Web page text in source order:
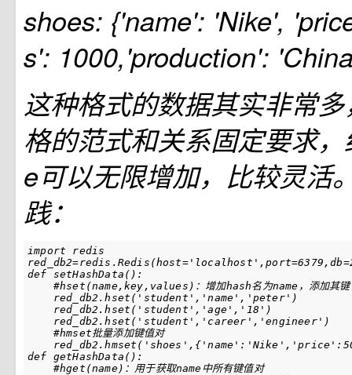
shoes: {'name': 'Nike',
s': 1000,'production':
这种格式的数据其实非常
格的范式和关系固定要求
e可以无限增加，比较灵活
践：
import redis
def setHashData():
#hset(name,key,values)：增加hash名为name，添加其键
    red_db2.hset('student','name','peter')
    red_db2.hset('student','age','18')
    red_db2.hset('student','career','engineer')
    #hmset批量添加键值对
def getHashData():
    #hget(name)：用于获取name中所有键值对